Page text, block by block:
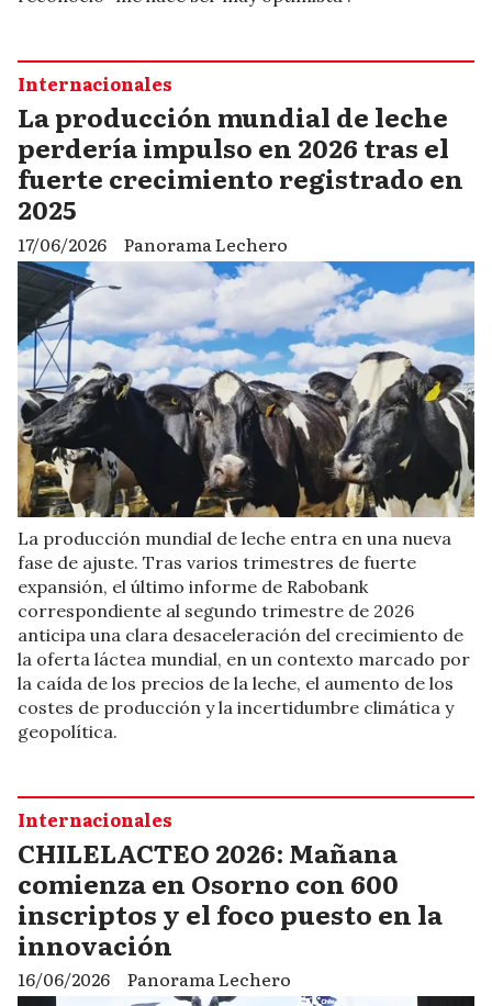
La producción mundial de leche
perdería impulso en 2026 tras el
fuerte crecimiento registrado en
2025
Panorama Lechero
Internacionales
17/06/2026
La producción mundial de leche entra en una nueva
fase de ajuste. Tras varios trimestres de fuerte
expansión, el último informe de Rabobank
correspondiente al segundo trimestre de 2026
anticipa una clara desaceleración del crecimiento de
la oferta láctea mundial, en un contexto marcado por
la caída de los precios de la leche, el aumento de los
costes de producción y la incertidumbre climática y
geopolítica.
CHILELACTEO 2026: Mañana
comienza en Osorno con 600
inscriptos y el foco puesto en la
innovación
Panorama Lechero
Internacionales
16/06/2026